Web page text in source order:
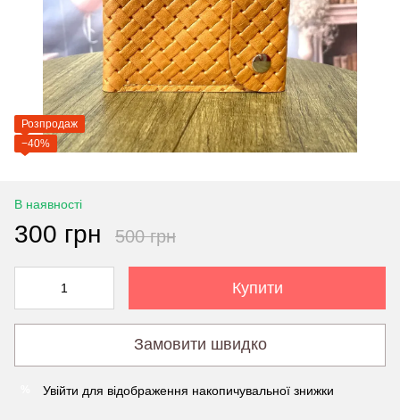
Розпродаж
−40%
В наявності
300 грн 500 грн
Купити
Замовити швидко
Увійти для відображення накопичувальної знижки